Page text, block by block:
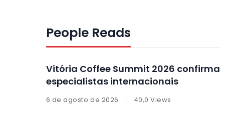
People Reads
Vitória Coffee Summit 2026 confirma
especialistas internacionais
6 de agosto de 2026 40,0 Views